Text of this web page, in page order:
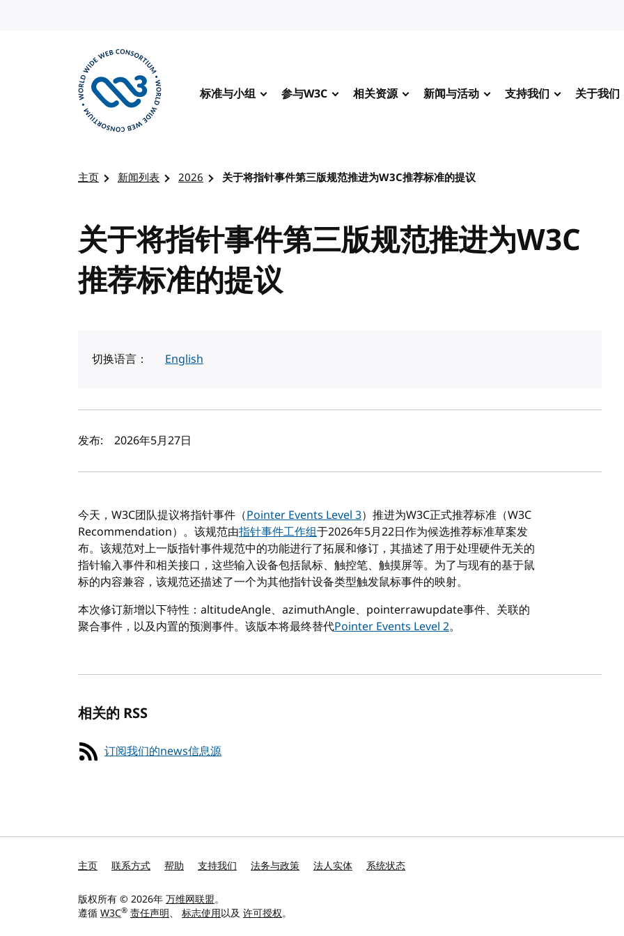
标准与小组 参与W3C 相关资源 新闻与活动 支持我们 关于我们
主页 新闻列表 2026 关于将指针事件第三版规范推进为W3C推荐标准的提议
关于将指针事件第三版规范推进为W3C
推荐标准的提议
切换语言： English
作者及发布日期
发布: 2026年5月27日
今天，W3C团队提议将指针事件（Pointer Events Level 3）推进为W3C正式推荐标准（W3C
Recommendation）。该规范由指针事件工作组于2026年5月22日作为候选推荐标准草案发
布。该规范对上一版指针事件规范中的功能进行了拓展和修订，其描述了用于处理硬件无关的
指针输入事件和相关接口，这些输入设备包括鼠标、触控笔、触摸屏等。为了与现有的基于鼠
标的内容兼容，该规范还描述了一个为其他指针设备类型触发鼠标事件的映射。
本次修订新增以下特性：altitudeAngle、azimuthAngle、pointerrawupdate事件、关联的
聚合事件，以及内置的预测事件。该版本将最终替代Pointer Events Level 2。
相关的 RSS
订阅我们的news信息源
主页 联系方式 帮助 支持我们 法务与政策 法人实体 系统状态
版权所有 © 2026年万维网联盟。
遵循W3C® 责任声明、 标志使用以及许可授权。